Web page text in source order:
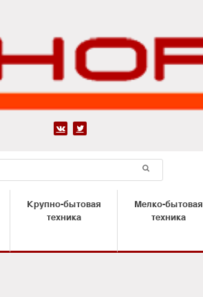
 
Крупно-бытовая
техника
Мелко-бытовая
техника